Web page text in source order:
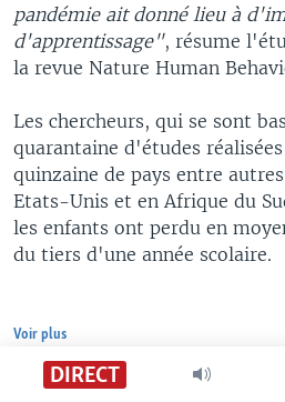
DIRECT
pandémie ait donné lieu à
d'apprentissage", résume
la revue Nature Human
Les chercheurs, qui se sont
quarantaine d'études
quinzaine de pays entre
Etats-Unis et en Afrique du
les enfants ont perdu en
du tiers d'une année scolaire.
Voir plus